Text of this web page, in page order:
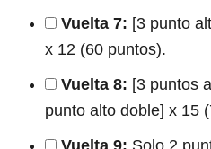
Vuelta 7: [3 punto
x 12 (60 puntos).
Vuelta 8: [3 puntos
punto alto doble] x 15
Vuelta 9: Solo 2